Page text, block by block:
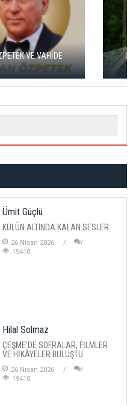
ROTASI DOĞU KARADENİZ
Ümit Güçlü
KÜLÜN ALTINDA KALAN SESLER
26 Nisan 2026
19410
Hilal Solmaz
ÇEŞME'DE SOFRALAR, FİLMLER
VE HİKÂYELER BULUŞTU
26 Nisan 2026
19410